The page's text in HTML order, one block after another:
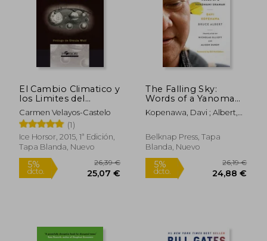
5%
dcto. 15,20 €
5%
dcto.
El Cambio Climatico y
los Limites del
Individualismo
(Colección
Tendencias)
Carmen Velayos-Castelo
(1)
Ice Horsor, 2015, 1ª Edición,
Tapa Blanda, Nuevo
The Falling Sky:
Words of a Yanomami
Shaman (en Inglés)
Kopenawa, Davi ; Albert,
Belknap Press, Tapa
Blanda, Nuevo